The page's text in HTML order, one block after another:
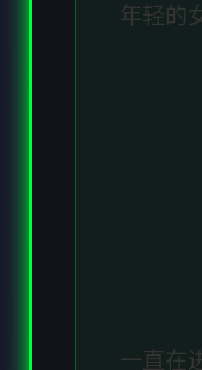
年轻的
一直在